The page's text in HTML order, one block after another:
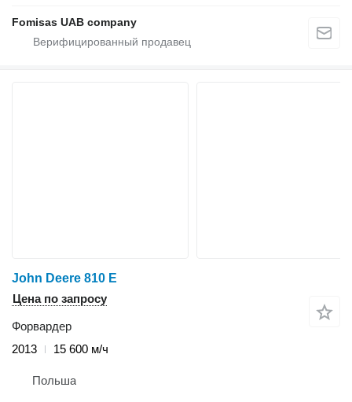
Fomisas UAB company
John Deere 810 E
Цена по запросу
Форвардер
2013
15 600 м/ч
Польша